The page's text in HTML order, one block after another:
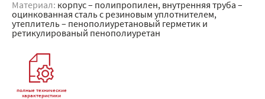
Материал: корпус – полипропилен, внутренняя труба –
оцинкованная сталь с резиновым уплотнителем,
утеплитель – пенополиуретановый герметик и
ретикулированый пенополиуретан
полные технические
характеристики